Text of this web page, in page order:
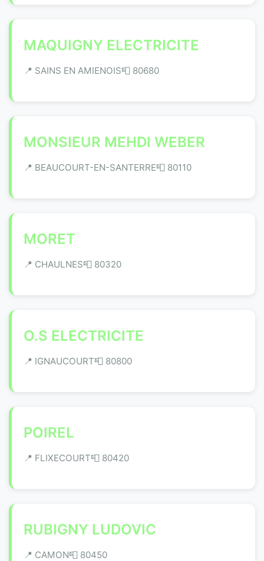
MAQUIGNY ELECTRICITE
📍 SAINS EN AMIENOIS📮 80680
MONSIEUR MEHDI WEBER
📍 BEAUCOURT-EN-SANTERRE📮 80110
MORET
📍 CHAULNES📮 80320
O.S ELECTRICITE
📍 IGNAUCOURT📮 80800
POIREL
📍 FLIXECOURT📮 80420
RUBIGNY LUDOVIC
📍 CAMON📮 80450